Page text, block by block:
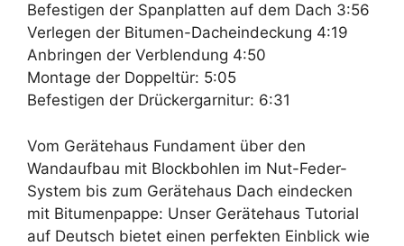
Befestigen der Spanplatten auf dem Dach 3:56
Verlegen der Bitumen-Dacheindeckung 4:19
Anbringen der Verblendung 4:50
Montage der Doppeltür: 5:05
Befestigen der Drückergarnitur: 6:31
Vom Gerätehaus Fundament über den
Wandaufbau mit Blockbohlen im Nut-Feder-
System bis zum Gerätehaus Dach eindecken
mit Bitumenpappe: Unser Gerätehaus Tutorial
auf Deutsch bietet einen perfekten Einblick wie